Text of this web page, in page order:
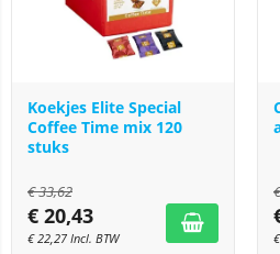
Koekjes Elite Special
Coffee Time mix 120
stuks
€33,62
€ 20,43
€22,27 Incl. BTW €